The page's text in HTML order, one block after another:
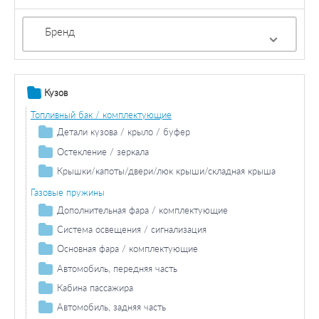
Бренд
Кузов
Топливный бак / комплектующие
Детали кузова / крыло / буфер
Колесная ниша
Боковина
Остекление / зеркала
Зеркала
Крышки/капоты/двери/люк крыши/складная крыша
Двери / комплектующие
Газовые пружины
Дополнительная фара / комплектующие
Противотуманная фара / комплектующие
Противотуманная фара лампа накаливания
Фара дальнего света / комплектующие
Лампа накаливания фара дальнего света
Система освещения / сигнализация
Задний фонарь / комплектующие
Задние фонари / комплектующие
Лампа накаливания задних фонарей
Фонарь сигнала торможения / комплектующие
Дополнительный стоп-сигнал
Фонарь указателя поворота / комплектующие
Основная фара / комплектующие
Лампа накаливания основной фары
Автомобиль, передняя часть
Колесная ниша
Основная фара / комплектующие
Кабина пассажира
Двери / комплектующие
Автомобиль, задняя часть